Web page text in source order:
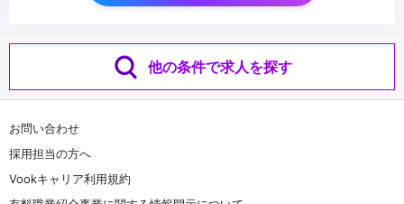
他の条件で求人を探す
お問い合わせ
採用担当の方へ
Vookキャリア利用規約